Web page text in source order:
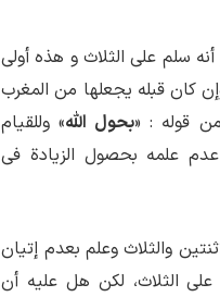
سلم علی الثلاث و هذه أولی
کان قبله یجعلها من المغرب
قوله : «بحول الله» وللقیام
علمه بحصول الزیادة فی
والثلاث وعلم بعدم إتیان
الثلاث، لکن هل علیه أن